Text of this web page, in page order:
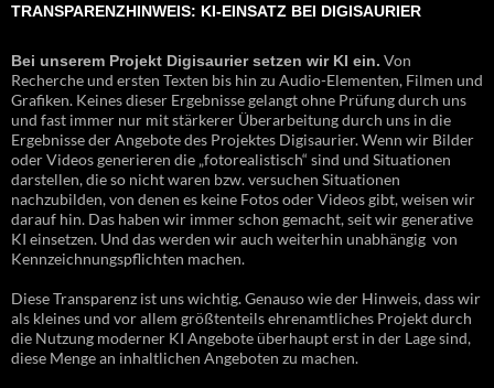
TRANSPARENZHINWEIS: KI-EINSATZ BEI DIGISAURIER
Bei unserem Projekt Digisaurier setzen wir KI ein. Von
Recherche und ersten Texten bis hin zu Audio-Elementen, Filmen und
Grafiken. Keines dieser Ergebnisse gelangt ohne Prüfung durch uns
und fast immer nur mit stärkerer Überarbeitung durch uns in die
Ergebnisse der Angebote des Projektes Digisaurier. Wenn wir Bilder
oder Videos generieren die „fotorealistisch“ sind und Situationen
darstellen, die so nicht waren bzw. versuchen Situationen
nachzubilden, von denen es keine Fotos oder Videos gibt, weisen wir
darauf hin. Das haben wir immer schon gemacht, seit wir generative
KI einsetzen. Und das werden wir auch weiterhin unabhängig von
Kennzeichnungspflichten machen.
Diese Transparenz ist uns wichtig. Genauso wie der Hinweis, dass wir
als kleines und vor allem größtenteils ehrenamtliches Projekt durch
die Nutzung moderner KI Angebote überhaupt erst in der Lage sind,
diese Menge an inhaltlichen Angeboten zu machen.